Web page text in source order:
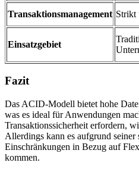
Transaktionsmanagement Strikt
Einsatzgebiet
Fazit
Das ACID-Modell bietet hohe
was es ideal für Anwendungen
Transaktionssicherheit erfordern,
Allerdings kann es aufgrund seiner
Einschränkungen in Bezug auf
kommen.